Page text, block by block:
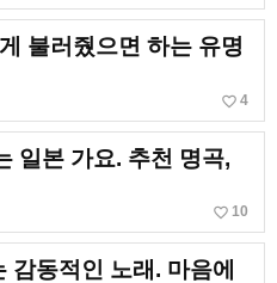
불러줬으면 하는 유명
favorite_border 4
일본 가요. 추천 명곡,
favorite_border 10
감동적인 노래. 마음에